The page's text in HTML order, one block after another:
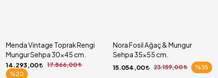
Menda Vintage Toprak Rengi
Mungur Sehpa 30x45 cm.
14.293,00
17.866,00
%20
Nora Fosil Ağaç & Mungur
Sehpa 35x55 cm.
15.054,00 23.159,00 %35